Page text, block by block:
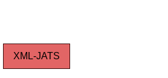
XML-JATS